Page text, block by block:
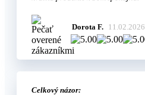
Dorota F. 11.02.2026
Celkový názor: